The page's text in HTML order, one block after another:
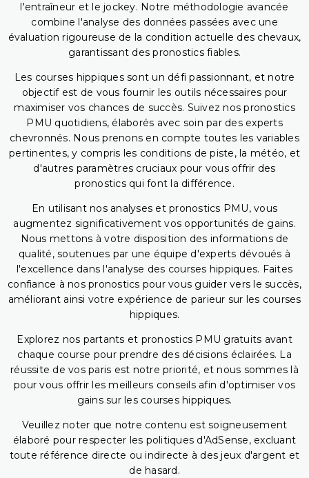
l'entraîneur et le jockey. Notre méthodologie avancée
combine l'analyse des données passées avec une
évaluation rigoureuse de la condition actuelle des chevaux,
garantissant des pronostics fiables.
Les courses hippiques sont un défi passionnant, et notre
objectif est de vous fournir les outils nécessaires pour
maximiser vos chances de succès. Suivez nos pronostics
PMU quotidiens, élaborés avec soin par des experts
chevronnés. Nous prenons en compte toutes les variables
pertinentes, y compris les conditions de piste, la météo, et
d'autres paramètres cruciaux pour vous offrir des
pronostics qui font la différence.
En utilisant nos analyses et pronostics PMU, vous
augmentez significativement vos opportunités de gains.
Nous mettons à votre disposition des informations de
qualité, soutenues par une équipe d'experts dévoués à
l'excellence dans l'analyse des courses hippiques. Faites
confiance à nos pronostics pour vous guider vers le succès,
améliorant ainsi votre expérience de parieur sur les courses
hippiques.
Explorez nos partants et pronostics PMU gratuits avant
chaque course pour prendre des décisions éclairées. La
réussite de vos paris est notre priorité, et nous sommes là
pour vous offrir les meilleurs conseils afin d'optimiser vos
gains sur les courses hippiques.
Veuillez noter que notre contenu est soigneusement
élaboré pour respecter les politiques d'AdSense, excluant
toute référence directe ou indirecte à des jeux d'argent et
de hasard.